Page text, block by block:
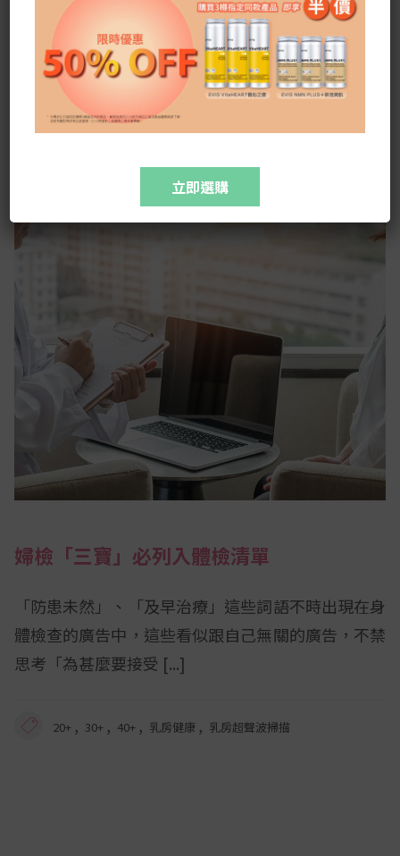
呢？每個女士都曾面對大大小小的婦科煩惱，定期驗
身如何有效減低患上婦科病 的風險？面對林林總總
的驗身計劃時，又應如何選擇？
乳房健康, 乳房超聲波掃描
婦檢「三寶」必列入體檢清單
「防患未然」、「及早治療」這些詞語不時出現在身
體檢查的廣告中，這些看似跟自己無關的廣告，不禁
思考「為甚麼要接受
20+ , 30+ , 40+ , 乳房健康 , 乳房超聲波掃描
立即選購